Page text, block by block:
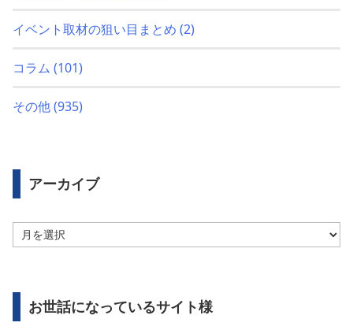
イベント取材の狙い目まとめ (2)
コラム (101)
その他(935)
アーカイブ
ー
ブ
お世話になっているサイト様